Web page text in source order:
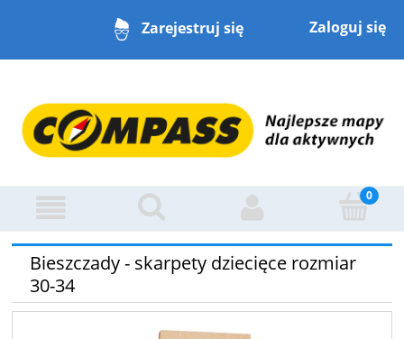
Zarejestruj się Zaloguj się
Bieszczady - skarpety dziecięce rozmiar
30-34